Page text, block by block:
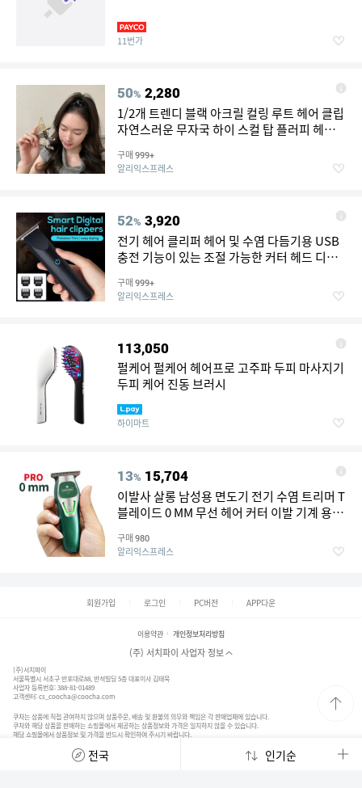
11번가
50% 2,280
1/2개 트렌디 블랙 아크릴 컬링 루트 헤어 클립
자연스러운 무자국 하이 스컬 탑 플러피 헤어
구매 999+
알리익스프레스
52% 3,920
전기 헤어 클리퍼 헤어 및 수염 다듬기용 USB
충전 기능이 있는 조절 가능한 커터 헤드 디자
구매 999+
알리익스프레스
113,050
펄케어 펄케어 헤어프로 고주파 두피 마사지기
두피 케어 진동 브러시
하이마트
13% 15,704
이발사 살롱 남성용 면도기 전기 수염 트리머 T
블레이드 0 MM 무선 헤어 커터 이발 기계 용 전
구매 980
알리익스프레스
회원가입 로그인 PC버전 APP다운
이용약관 개인정보처리방침
(주) 서치파이 사업자 정보
(주)서치파이
서울특별시 서초구 반포대로88, 반석빌딩 5층 대표이사 김태묵
사업자 등록번호: 388-81-01489
고객센터:cs_coocha@coocha.com
쿠차는 상품에 직접 관여하지 않으며 상품주문, 배송 및 환불의 의무와 책임은 각 판매업체에 있습니다.
쿠차와 해당 상품을 판매하는 쇼핑몰에서 제공하는 상품정보와 가격은 일치하지 않을 수 있습니다.
해당 쇼핑몰에서 상품정보 및 가격을 반드시 확인하여 주시기 바랍니다.
전국 인기순